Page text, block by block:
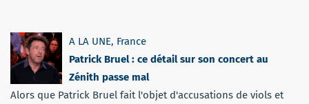
A LA UNE, France
Patrick Bruel : ce détail sur son concert au
Zénith passe mal
Alors que Patrick Bruel fait l'objet d'accusations de viols et